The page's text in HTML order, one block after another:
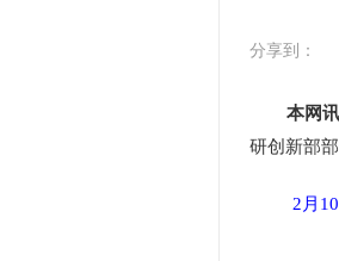
分享到：
本网讯
研创新部
2月